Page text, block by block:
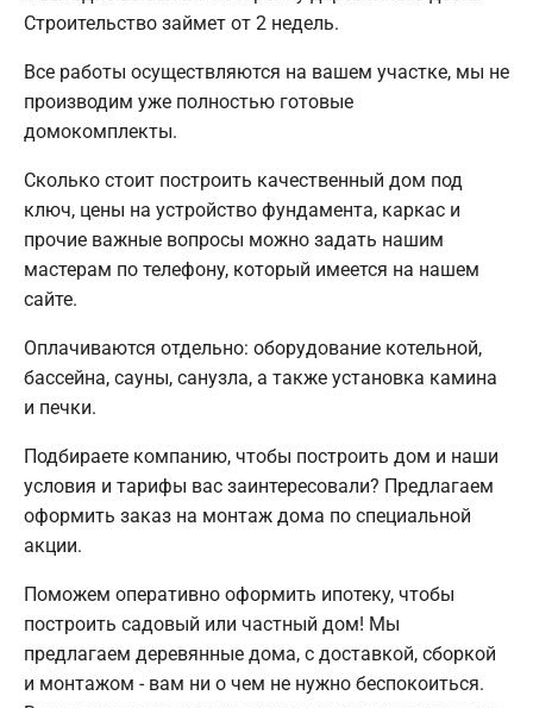
Строительство займет от 2 недель.
Все работы осуществляются на вашем участке, мы не
производим уже полностью готовые
домокомплекты.
Сколько стоит построить качественный дом под
ключ, цены на устройство фундамента, каркас и
прочие важные вопросы можно задать нашим
мастерам по телефону, который имеется на нашем
сайте.
Оплачиваются отдельно: оборудование котельной,
бассейна, сауны, санузла, а также установка камина
и печки.
Подбираете компанию, чтобы построить дом и наши
условия и тарифы вас заинтересовали? Предлагаем
оформить заказ на монтаж дома по специальной
акции.
Поможем оперативно оформить ипотеку, чтобы
построить садовый или частный дом! Мы
предлагаем деревянные дома, с доставкой, сборкой
и монтажом - вам ни о чем не нужно беспокоиться.